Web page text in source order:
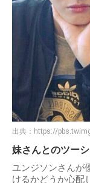
出典： https://
妹さんとのツー
ユンジソンさんが
けるかどうか心配